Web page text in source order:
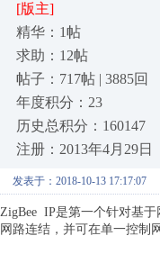
[版主]
精华：1帖
求助：12帖
帖子：717帖 | 3885回
年度积分：23
历史总积分：160147
注册：2013年4月29日
发表于：2018-10-13 17:17:07
ZigBee IP是第一个针对基
网路连结，并可在单一控制